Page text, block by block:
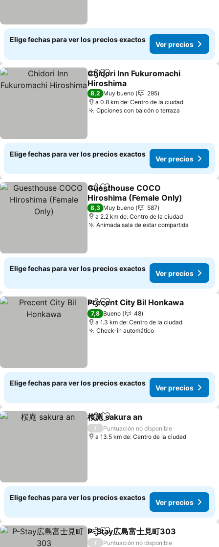
Elige fechas para ver los precios exactos
Ver precios
CompartirAgregar a favoritos
Chidori Inn Fukuromachi
Hiroshima
Ver precios
8,2 Muy bueno
295
a 0.8 km de: Centro de la ciudad
Opciones con balcón o terraza
Elige fechas para ver los precios exactos
Ver precios
CompartirAgregar a favoritos
Guesthouse COCO
Hiroshima (Female Only)
Ver precios
8,3 Muy bueno
587
a 2.2 km de: Centro de la ciudad
Animada sala de estar compartida
Elige fechas para ver los precios exactos
Ver precios
CompartirAgregar a favoritos
Precent City Bil Honkawa
7,8 Bueno
48
a 1.3 km de: Centro de la ciudad
Check-in automáticoVer precios
Elige fechas para ver los precios exactos
Ver precios
CompartirAgregar a favoritos
桜庵 sakura an
/
Puntuación no disponible
a 13.5 km de: Centro de la ciudad
Elige fechas para ver los precios exactos
Ver precios
CompartirAgregar a favoritos
P-Stay広島富士見町303
/
Puntuación no disponible